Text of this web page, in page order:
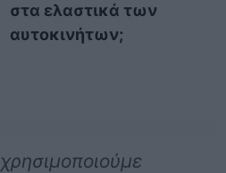
στα ελαστικά των
αυτοκινήτων;